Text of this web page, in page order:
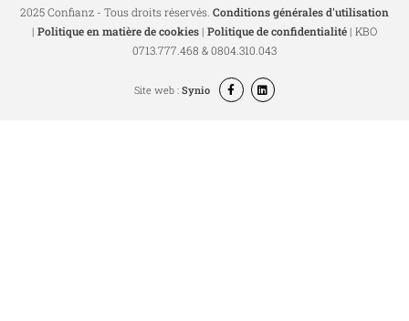
2025 Confianz - Tous droits réservés. Conditions générales d'utilisation
| Politique en matière de cookies| Politique de confidentialité| KBO
0713.777.468 & 0804.310.043
Site web :Synio